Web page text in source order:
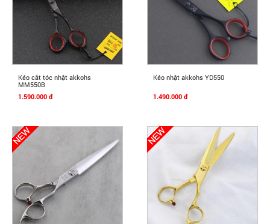
Mua Ngay
Kéo cắt tóc nhật akkohs
MM550B
1.590.000 đ
Mua Ngay
Kéo nhật akkohs YD550
1.490.000 đ